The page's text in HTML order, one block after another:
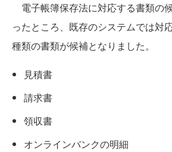
電子帳簿保存法に対応する書類の
ったところ、既存のシステムでは対
種類の書類が候補となりました。
見積書
請求書
領収書
オンラインバンクの明細